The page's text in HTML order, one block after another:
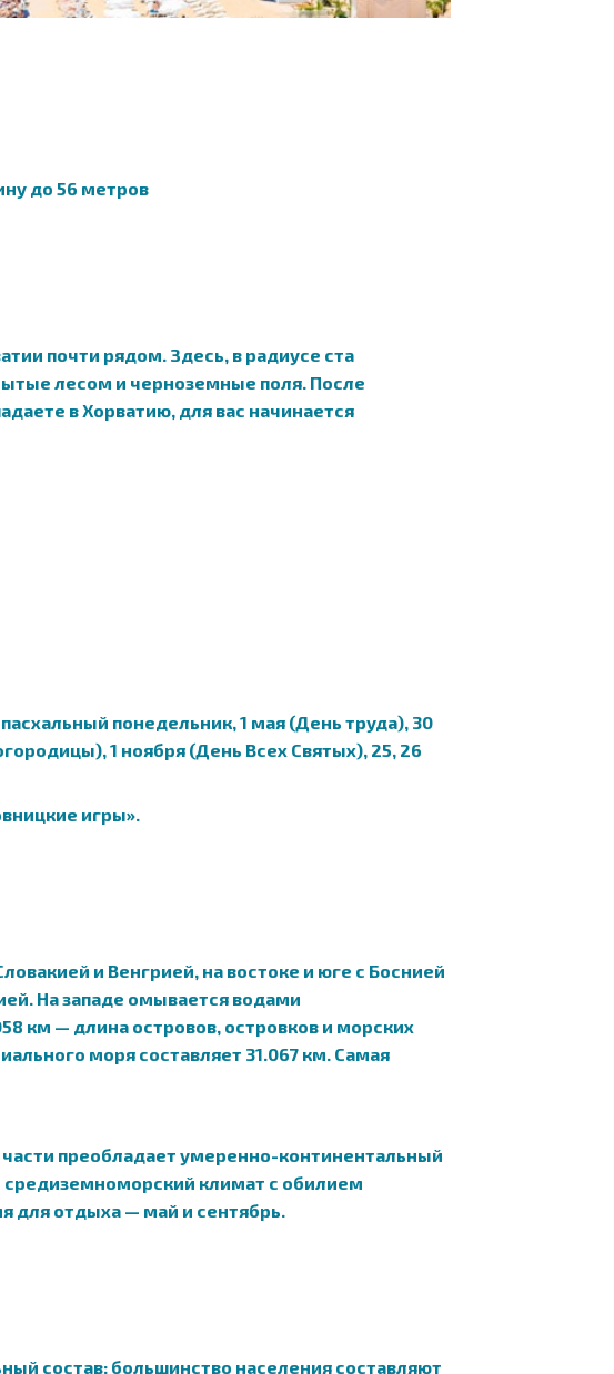
до 56 метров
почти рядом. Здесь, в радиусе ста
лесом и черноземные поля. После
в Хорватию, для вас начинается
понедельник, 1 мая (День труда), 30
1 ноября (День Всех Святых), 25, 26
игры».
и Венгрией, на востоке и юге с Боснией
На западе омывается водами
км — длина островов, островков и морских
моря составляет 31.067 км. Самая
преобладает умеренно-континентальный
климат с обилием
для отдыха — май и сентябрь.
состав: большинство населения составляют